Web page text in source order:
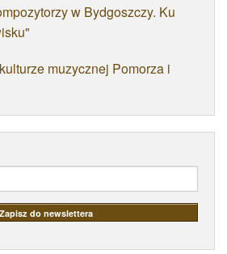
w Bydgoszczy. Ku
muzycznej Pomorza i